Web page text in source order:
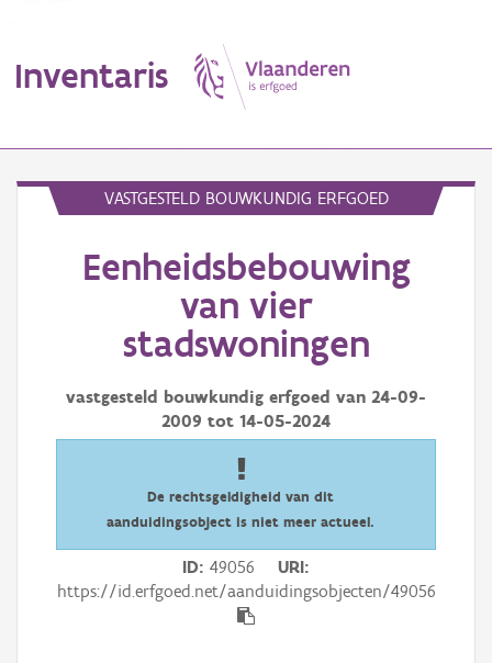
Inventaris
Erfgoedobject
Persoon of collectief
Downloads
Hergebruik
VASTGESTELD BOUWKUNDIG ERFGOED
Eenheidsbebouwing
van vier
stadswoningen
vastgesteld bouwkundig erfgoed van 24-09-
2009 tot 14-05-2024
De rechtsgeldigheid van dit
aanduidingsobject is niet meer actueel.
ID 49056
URI
https://id.erfgoed.net/aanduidingsobjecten/49056